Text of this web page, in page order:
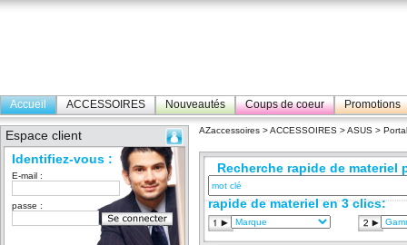
Accueil ACCESSOIRES Nouveautés Coups de coeur Promotions
Espace client
Identifiez-vous :
E-mail :
passe :
AZaccessoires >ACCESSOIRES >ASUS >
Recherche rapide de materiel
rapide de materiel en 3 clics: